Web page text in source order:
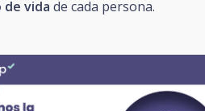
de vida de cada persona.